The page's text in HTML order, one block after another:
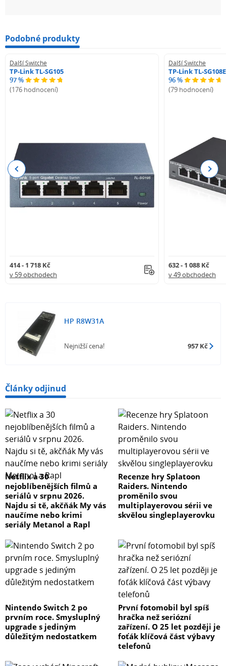
Podobné produkty
Další Switche
TP-Link TL-SG105
97 %
(176 hodnocení)
414 - 1 718 Kč
v 59 obchodech
Další Switche
TP-Link TL-SG108E
96 %
(79 hodnocení)
632 - 1 088 Kč
v 49 obchodech
Previous Next
HP R8W31A
Nejnižší cena! 957 Kč
Články odjinud
Netflix a 30
nejoblíbenějších filmů a
seriálů v srpnu 2026.
Najdu si tě, akčňák My vás
naučíme nebo krimi
seriály Metanol a Rapl
Recenze hry Splatoon
Raiders. Nintendo
proměnilo svou
multiplayerovou sérii ve
skvělou singleplayerovku
Nintendo Switch 2 po
prvním roce. Smysluplný
upgrade s jediným
důležitým nedostatkem
První fotomobil byl spíš
hračka než seriózní
zařízení. O 25 let později je
foťák klíčová část výbavy
telefonů